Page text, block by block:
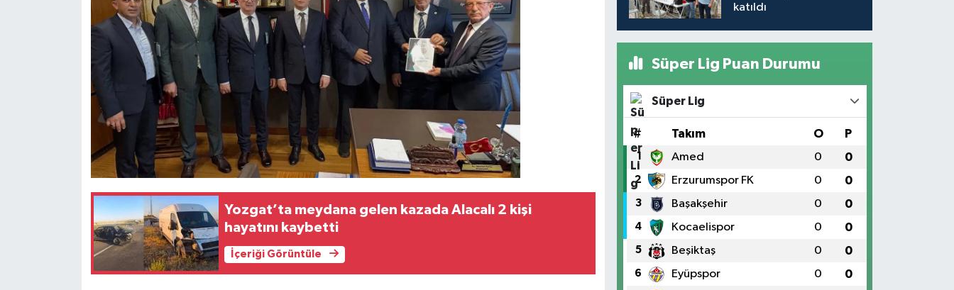
Yozgat’ta meydana gelen kazada Alacalı 2 kişi
hayatını kaybetti
İçeriği Görüntüle
katıldı
Süper Lig Puan Durumu
Süper Lig
# Takım O P
1 Amed 0 0
2 Erzurumspor FK 0 0
3 Başakşehir 0 0
4 Kocaelispor 0 0
5 Beşiktaş 0 0
6 Eyüpspor 0 0